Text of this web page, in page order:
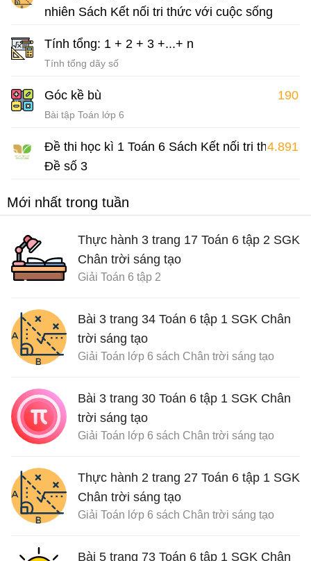
nhiên Sách Kết nối tri thức với cuộc sống
Tính tổng: 1 + 2 + 3 +...+ n
Tính tổng dãy số
Góc kề bù 190
Bài tập Toán lớp 6
Đề thi học kì 1 Toán 6 Sách Kết nối tri thức
Đề số 3
4.891
Mới nhất trong tuần
Thực hành 3 trang 17 Toán 6 tập 2 SGK
Chân trời sáng tạo
Giải Toán 6 tập 2
Bài 3 trang 34 Toán 6 tập 1 SGK Chân
trời sáng tạo
Giải Toán lớp 6 sách Chân trời sáng tạo
Bài 3 trang 30 Toán 6 tập 1 SGK Chân
trời sáng tạo
Giải Toán lớp 6 sách Chân trời sáng tạo
Thực hành 2 trang 27 Toán 6 tập 1 SGK
Chân trời sáng tạo
Giải Toán lớp 6 sách Chân trời sáng tạo
Bài 5 trang 73 Toán 6 tập 1 SGK Chân